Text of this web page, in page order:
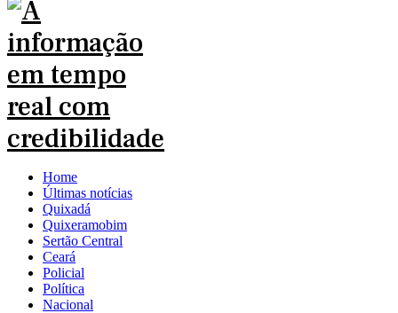
Home
Últimas notícias
Quixadá
Quixeramobim
Sertão Central
Ceará
Policial
Política
Nacional